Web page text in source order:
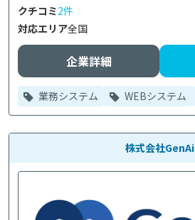
クチコミ2件
対応エリア全国
企業詳細
業務システム WEBシステム
株式会社GenAi